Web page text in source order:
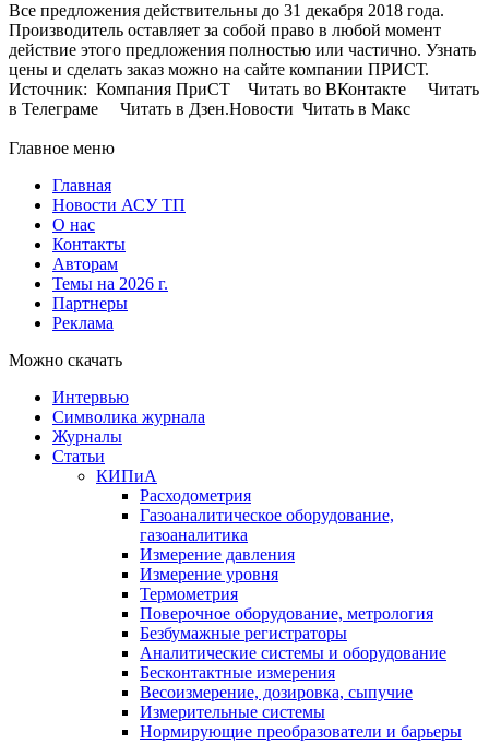
Все предложения действительны до 31 декабря 2018 года.
Производитель оставляет за собой право в любой момент
действие этого предложения полностью или частично. Узнать
цены и сделать заказ можно на сайте компании ПРИСТ.
Источник: Компания ПриСТ Читать во ВКонтакте Читать
в Телеграме Читать в Дзен.Новости Читать в Макс
Главное меню
Главная
Новости АСУ ТП
О нас
Контакты
Авторам
Темы на 2026 г.
Партнеры
Реклама
Можно скачать
Интервью
Символика журнала
Журналы
Статьи
КИПиА
Расходометрия
Газоаналитическое оборудование,
газоаналитика
Измерение давления
Измерение уровня
Термометрия
Поверочное оборудование, метрология
Безбумажные регистраторы
Аналитические системы и оборудование
Бесконтактные измерения
Весоизмерение, дозировка, сыпучие
Измерительные системы
Нормирующие преобразователи и барьеры